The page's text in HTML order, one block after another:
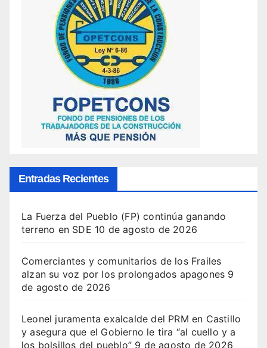
Entradas Recientes
La Fuerza del Pueblo (FP) continúa ganando
terreno en SDE 10 de agosto de 2026
Comerciantes y comunitarios de los Frailes
alzan su voz por los prolongados apagones 9
de agosto de 2026
Leonel juramenta exalcalde del PRM en Castillo
y asegura que el Gobierno le tira “al cuello y a
los bolsillos del pueblo” 9 de agosto de 2026